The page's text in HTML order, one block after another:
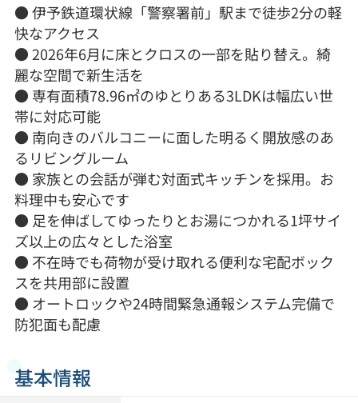
● 伊予鉄道環状線「警察署前」駅まで徒歩2分の軽
快なアクセス
● 2026年6月に床とクロスの一部を貼り替え。綺
麗な空間で新生活を
● 専有面積78.96㎡のゆとりある3LDKは幅広い世
帯に対応可能
● 南向きのバルコニーに面した明るく開放感のあ
るリビングルーム
● 家族との会話が弾む対面式キッチンを採用。お
料理中も安心です
● 足を伸ばしてゆったりとお湯につかれる1坪サイ
ズ以上の広々とした浴室
● 不在時でも荷物が受け取れる便利な宅配ボック
スを共用部に設置
● オートロックや24時間緊急通報システム完備で
防犯面も配慮
基本情報